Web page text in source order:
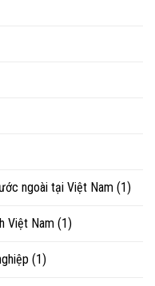
ngoài tại Việt Nam (1)
Việt Nam (1)
(1)